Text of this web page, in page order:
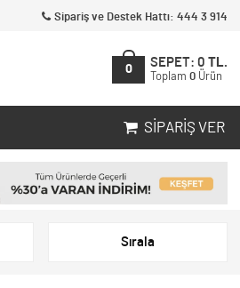
Sipariş ve Destek Hattı: 444 3 914
0
SEPET: 0 TL.
Toplam 0 Ürün
SIPARIŞ VER
Sırala